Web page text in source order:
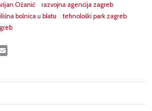
Ožanić
razvojna agencija zagreb
bolnica u blatu
tehnološki park zagreb